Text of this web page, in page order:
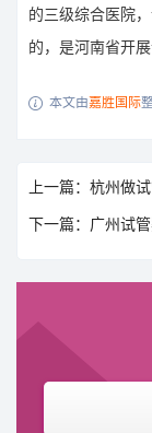
的三级综合医院
的，是河南省开
 本文由嘉胜国际
上一篇：杭州做
下一篇：广州试